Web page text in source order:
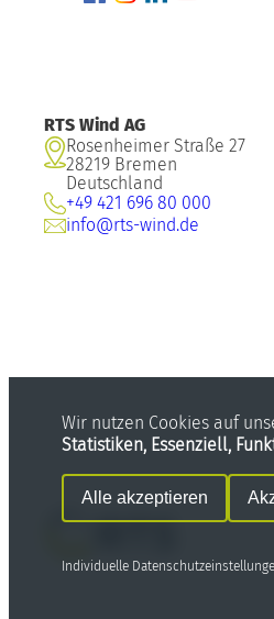
RTS Wind AG
Rosenheimer Straße 27
28219 Bremen
Deutschland
+49 421 696 80 000
info@rts-wind.de
Wir nutzen Cookies auf
Statistiken, Essenziell,
Individuelle
Alle akzeptieren